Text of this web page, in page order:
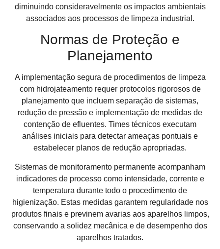
diminuindo consideravelmente os impactos ambientais
associados aos processos de limpeza industrial.
Normas de Proteção e
Planejamento
A implementação segura de procedimentos de limpeza
com hidrojateamento requer protocolos rigorosos de
planejamento que incluem separação de sistemas,
redução de pressão e implementação de medidas de
contenção de efluentes. Times técnicos executam
análises iniciais para detectar ameaças pontuais e
estabelecer planos de redução apropriadas.
Sistemas de monitoramento permanente acompanham
indicadores de processo como intensidade, corrente e
temperatura durante todo o procedimento de
higienização. Estas medidas garantem regularidade nos
produtos finais e previnem avarias aos aparelhos limpos,
conservando a solidez mecânica e de desempenho dos
aparelhos tratados.